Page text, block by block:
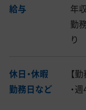
給与 年収
勤
り
休日・休暇
勤務日など
【
・